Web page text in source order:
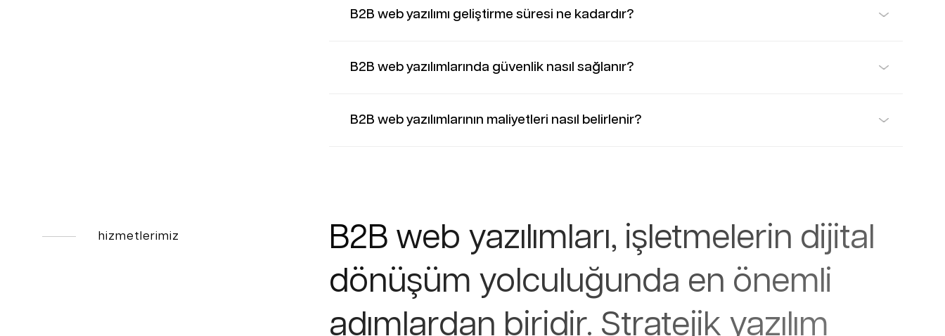
B2B web yazılımı geliştirme süresi ne kadardır?
B2B web yazılımlarında güvenlik nasıl sağlanır?
B2B web yazılımlarının maliyetleri nasıl belirlenir?
hizmetlerimiz
B2B web yazılımları, işletmelerin dijital
dönüşüm yolculuğunda en önemli
adımlardan biridir. Stratejik yazılım